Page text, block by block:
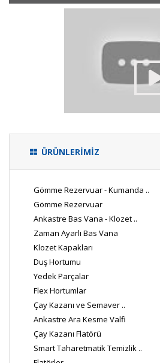
ÜRÜNLERİMİZ
Gömme Rezervuar - Kumanda ..
Gömme Rezervuar
Ankastre Bas Vana - Klozet ..
Zaman Ayarlı Bas Vana
Klozet Kapakları
Duş Hortumu
Yedek Parçalar
Flex Hortumlar
Çay Kazanı ve Semaver ..
Ankastre Ara Kesme Valfi
Çay Kazanı Flatörü
Smart Taharetmatik Temizlik ..